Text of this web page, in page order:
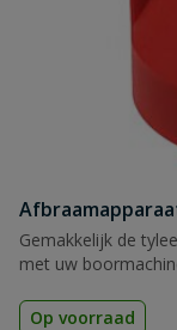
Gemakkelijk de
met uw
Op voorraad